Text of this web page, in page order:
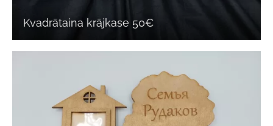
Kvadrātaina krājkase 50€